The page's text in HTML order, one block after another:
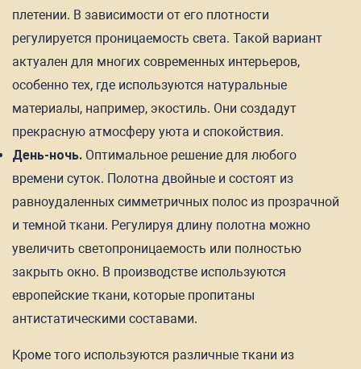
плетении. В зависимости от его плотности
регулируется проницаемость света. Такой вариант
актуален для многих современных интерьеров,
особенно тех, где используются натуральные
материалы, например, экостиль. Они создадут
прекрасную атмосферу уюта и спокойствия.
День-ночь. Оптимальное решение для любого
времени суток. Полотна двойные и состоят из
равноудаленных симметричных полос из прозрачной
и темной ткани. Регулируя длину полотна можно
увеличить светопроницаемость или полностью
закрыть окно. В производстве используются
европейские ткани, которые пропитаны
антистатическими составами.
Кроме того используются различные ткани из